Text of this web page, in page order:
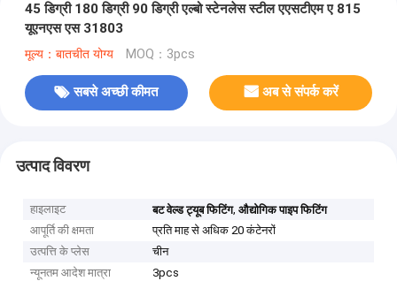
45 डिग्री 180 डिग्री 90 डिग्री एल्बो स्टेनलेस स्टील एएसटीएम ए 815
यूएनएस एस 31803
मूल्य：बातचीत योग्य MOQ：3pcs
सबसे अच्छी कीमत अब से संपर्क करें
उत्पाद विवरण
हाइलाइट बट वेल्ड ट्यूब फिटिंग,औद्योगिक पाइप फिटिंग
आपूर्ति की क्षमता
प्रति माह से अधिक 20 कंटेनरों
उत्पत्ति के प्लेस
चीन
न्यूनतम आदेश मात्रा
3pcs